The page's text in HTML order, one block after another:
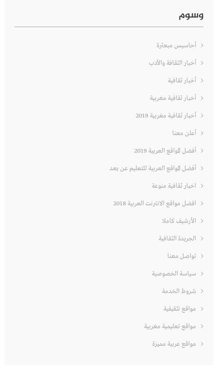
وسوم
أحاسيس مبعثرة
أخبار الثقافة والأدب
أخبار ثقافية
أخبار ثقافية مغربية
أخبار ثقافية مغربية 2019
أعلن معنا
أفضل المواقع العربية 2019
أفضل المواقع العربية للتعليم عن بعد
اخبار ثقافية منوعة
افضل مواقع الانترنت العربية 2018
الأرشيف كاملا
الجريدة الثقافية
تواصل معنا
سياسة الخصوصية
شروط الخدمة
مواقع تثقيفية
مواقع تعليمية مغربية
مواقع عربية مميزة